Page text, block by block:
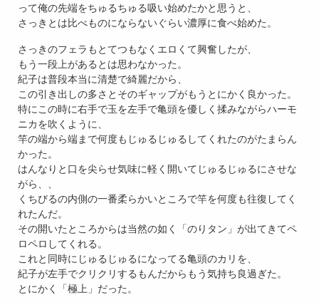
って俺の先端をちゅるちゅる吸い始めたかと思うと、
さっきとは比べものにならないぐらい濃厚に食べ始めた。
さっきのフェラもとてつもなくエロくて興奮したが、
もう一段上があるとは思わなかった。
紀子は普段本当に清楚で綺麗だから、
この引き出しの多さとそのギャップがもうとにかく良かった。
特にこの時に右手で玉を左手で亀頭を優しく揉みながらハーモ
ニカを吹くように、
竿の端から端まで何度もじゅるじゅるしてくれたのがたまらん
かった。
はんなりと口を尖らせ気味に軽く開いてじゅるじゅるにさせな
がら、、
くちびるの内側の一番柔らかいところで竿を何度も往復してく
れたんだ。
その開いたところからは当然の如く「のりタン」が出てきてペ
ロペロしてくれる。
これと同時にじゅるじゅるになってる亀頭のカリを、
紀子が左手でクリクリするもんだからもう気持ち良過ぎた。
とにかく「極上」だった。